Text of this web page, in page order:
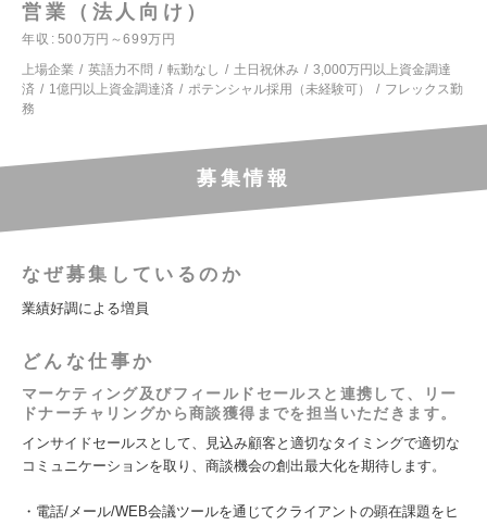
営業（法人向け）
年収
500万円～699万円
上場企業
英語力不問 転勤なし 土日祝休み
3,000万円以上資金調達
済
1億円以上資金調達済 ポテンシャル採用（未経験可）
フレックス勤
務
募集情報
なぜ募集しているのか
業績好調による増員
どんな仕事か
マーケティング及びフィールドセールスと連携して、リー
ドナーチャリングから商談獲得までを担当いただきます。
インサイドセールスとして、見込み顧客と適切なタイミングで適切な
コミュニケーションを取り、商談機会の創出最大化を期待します。
・電話/メール/WEB会議ツールを通じてクライアントの顕在課題をヒ